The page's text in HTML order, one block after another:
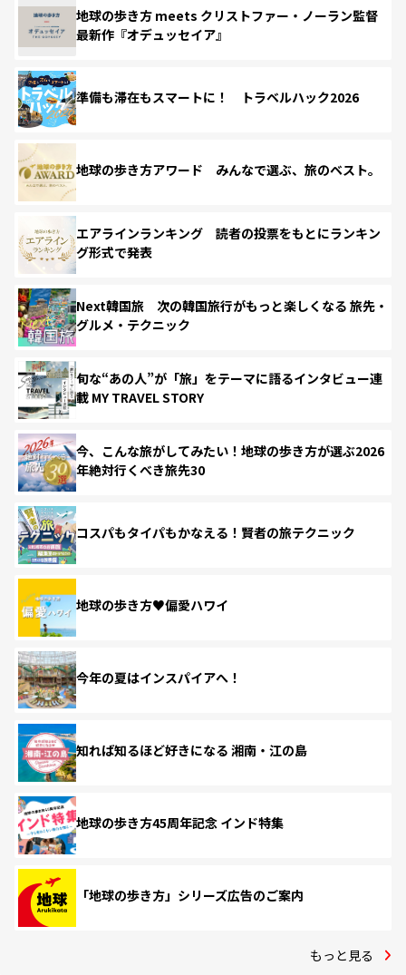
地球の歩き方 meets クリストファー・ノーラン監督
最新作『オデュッセイア』
準備も滞在もスマートに！ トラベルハック2026
地球の歩き方アワード みんなで選ぶ、旅のベスト。
エアラインランキング 読者の投票をもとにランキン
グ形式で発表
Next韓国旅 次の韓国旅行がもっと楽しくなる 旅先・
グルメ・テクニック
旬な“あの人”が「旅」をテーマに語るインタビュー連
載 MY TRAVEL STORY
今、こんな旅がしてみたい！地球の歩き方が選ぶ2026
年絶対行くべき旅先30
コスパもタイパもかなえる！賢者の旅テクニック
地球の歩き方♥偏愛ハワイ
今年の夏はインスパイアへ！
知れば知るほど好きになる 湘南・江の島
地球の歩き方45周年記念 インド特集
「地球の歩き方」シリーズ広告のご案内
もっと見る